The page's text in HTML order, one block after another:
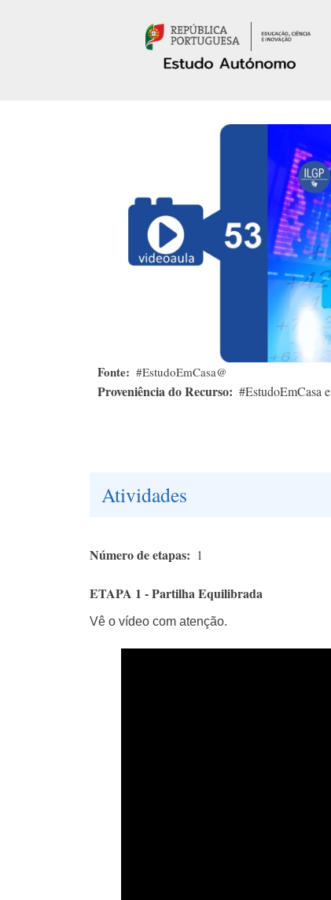
Fonte #EstudoEmCasa@
Proveniência do Recurso #EstudoEmCasa
Atividades
Número de etapas 1
ETAPA 1 - Partilha Equilibrada
Vê o vídeo com atenção.